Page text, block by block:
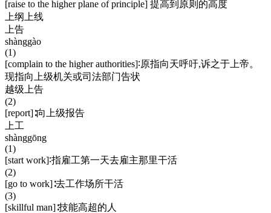
[raise to the higher plane of principle] 提高到原则的高度
上纲上线
上告
shànggào
(1)
[complain to the higher authorities]∶原指向天呼吁,诉之于上帝。
现指向上级机关或司法部门告状
越级上告
(2)
[report]∶向上级报告
上工
shànggōng
(1)
[start work]∶指雇工第一天去雇主那里干活
(2)
[go to work]∶去工作场所干活
(3)
[skillful man]∶技能高超的人